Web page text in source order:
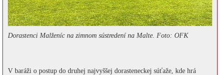
Dorastenci Malženíc na zimnom sústredení na Malte. Foto: OFK
V baráži o postup do druhej najvyššej dorasteneckej súťaže, kde hrá